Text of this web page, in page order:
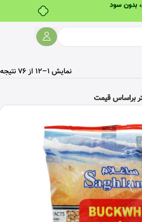
نمایش 13–24 از 76 نتیجه
براساس قیمت